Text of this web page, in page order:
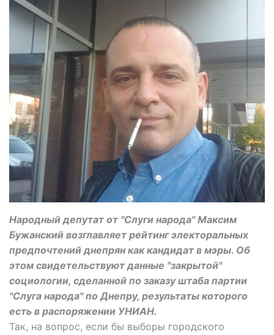
Народный депутат от "Слуги народа" Максим
Бужанский возглавляет рейтинг электоральных
предпочтений днепрян как кандидат в мэры. Об
этом свидетельствуют данные "закрытой"
социологии, сделанной по заказу штаба партии
"Слуга народа" по Днепру, результаты которого
есть в распоряжении УНИАН.
Так, на вопрос, если бы выборы городского